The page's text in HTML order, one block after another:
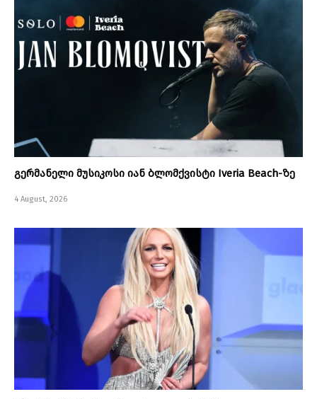
გერმანელი მუსიკოსი იან ბლომქვისტი Iveria Beach-ზე
4 August, 2026